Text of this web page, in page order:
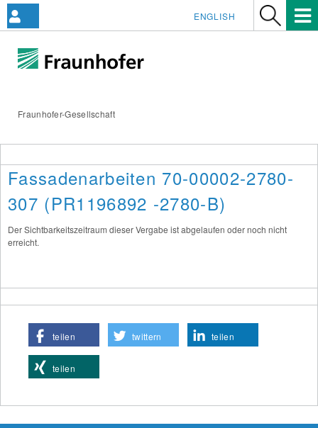
Fraunhofer-Gesellschaft
ENGLISH
Fassadenarbeiten 70-00002-2780-
307 (PR1196892 -2780-B)
Der Sichtbarkeitszeitraum dieser Vergabe ist abgelaufen oder noch nicht
erreicht.
teilen twittern teilen
teilen